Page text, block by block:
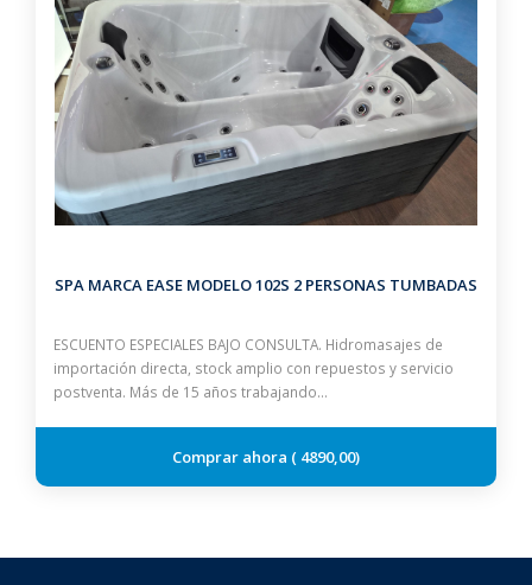
SPA MARCA EASE MODELO 102S 2 PERSONAS TUMBADAS
ESCUENTO ESPECIALES BAJO CONSULTA. Hidromasajes de
importación directa, stock amplio con repuestos y servicio
postventa. Más de 15 años trabajando…
4890,00